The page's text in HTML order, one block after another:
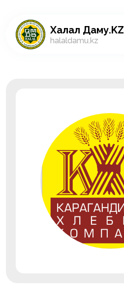
Халал Даму.KZ
halaldamu.kz